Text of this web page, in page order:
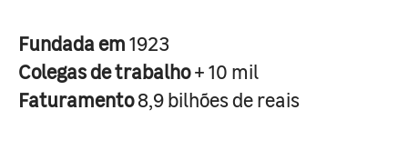
Fundada em1923
Colegas de trabalho+ 10 mil
Faturamento8,9 bilhões de reais